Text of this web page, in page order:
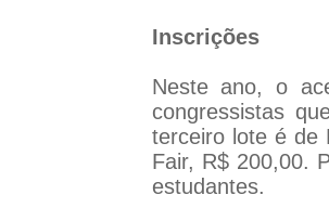
Inscrições
Neste ano, o
congressistas
terceiro lote é de
Fair, R$ 200,00.
estudantes.